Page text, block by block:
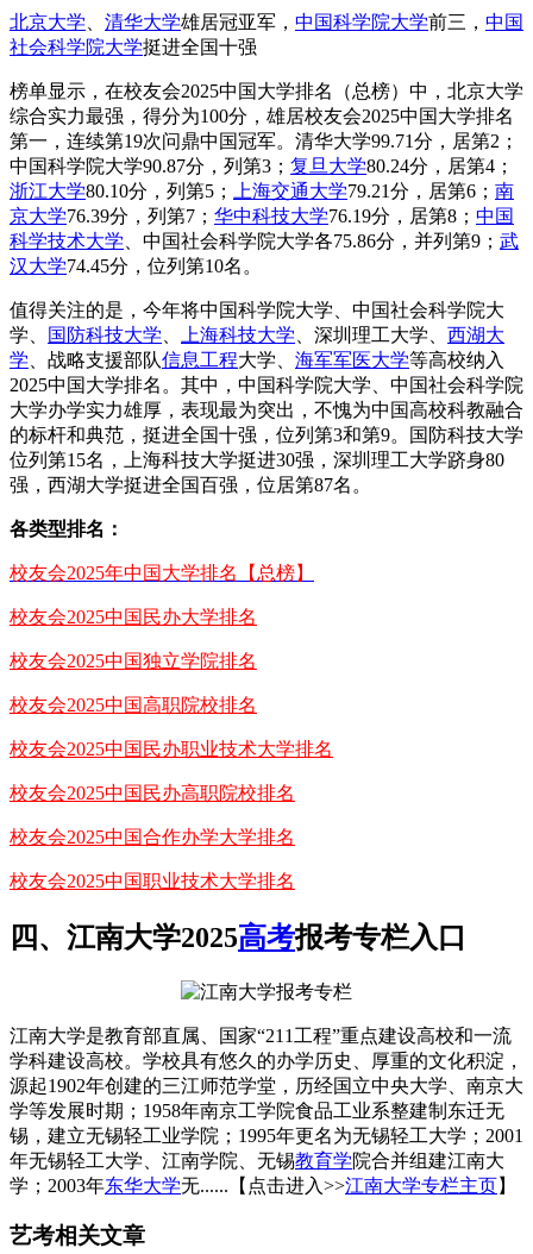
北京大学 清华大学雄居冠亚军， 中国科学院大学前三， 中国
社会科学院大学挺进全国十强
榜单显示，在校友会2025中国大学排名（总榜）中，北京大学
综合实力最强，得分为100分，雄居校友会2025中国大学排名
第一，连续第19次问鼎中国冠军。清华大学99.71分，居第2；
中国科学院大学90.87分，列第3； 复旦大学80.24分，居第4；
浙江大学80.10分，列第5； 上海交通大学79.21分，居第6； 南
京大学76.39分，列第7； 华中科技大学76.19分，居第8； 中国
科学技术大学 、中国社会科学院大学各75.86分，并列第9； 武
汉大学74.45分，位列第10名。
值得关注的是，今年将中国科学院大学、中国社会科学院大
学、
国防科技大学 上海科技大学 、深圳理工大学、 西湖大
学 、战略支援部队信息工程大学、 海军军医大学等高校纳入
2025中国大学排名。其中，中国科学院大学、中国社会科学院
大学办学实力雄厚，表现最为突出，不愧为中国高校科教融合
的标杆和典范，挺进全国十强，位列第3和第9。国防科技大学
位列第15名，上海科技大学挺进30强，深圳理工大学跻身80
强，西湖大学挺进全国百强，位居第87名。
各类型排名：
校友会2025年中国大学排名【总榜】
校友会2025中国民办大学排名
校友会2025中国独立学院排名
校友会2025中国高职院校排名
校友会2025中国民办职业技术大学排名
校友会2025中国民办高职院校排名
校友会2025中国合作办学大学排名
校友会2025中国职业技术大学排名
四、江南大学2025高考报考专栏入口
江南大学是教育部直属、国家“211工程”重点建设高校和一流
学科建设高校。学校具有悠久的办学历史、厚重的文化积淀，
源起1902年创建的三江师范学堂，历经国立中央大学、南京大
学等发展时期；1958年南京工学院食品工业系整建制东迁无
锡，建立无锡轻工业学院；1995年更名为无锡轻工大学；2001
年无锡轻工大学、江南学院、无锡教育学院合并组建江南大
学；2003年东华大学无......【点击进入>>江南大学专栏主页】
艺考相关文章